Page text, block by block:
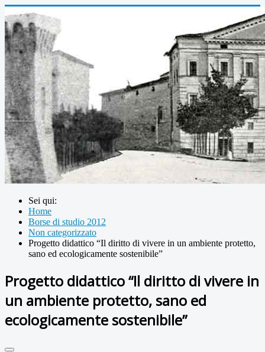
Sei qui:
Home
Borse di studio 2012
Non categorizzato
Progetto didattico “Il diritto di vivere in un ambiente protetto,
sano ed ecologicamente sostenibile”
Progetto didattico “Il diritto di vivere in
un ambiente protetto, sano ed
ecologicamente sostenibile”